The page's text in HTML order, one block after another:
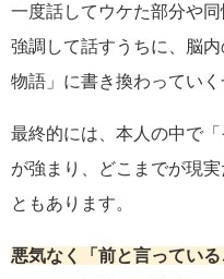
一度話してウケた部分や
強調して話すうちに、脳
物語」に書き換わっていく
最終的には、本人の中で
が強まり、どこまでが現
ともあります。
悪気なく「前と言ってい